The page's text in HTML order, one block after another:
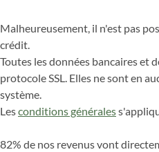
Malheureusement, il n'est pas
crédit.
Toutes les données bancaires et
protocole SSL. Elles ne sont en
système.
Lesconditions générales
82% de nos revenus vont